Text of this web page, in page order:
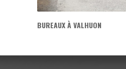
BUREAUX À VALHUON